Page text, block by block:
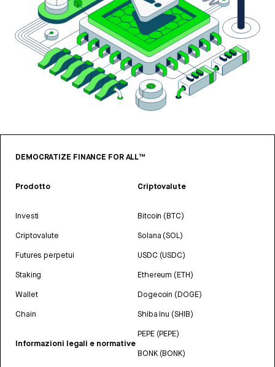
DEMOCRATIZE FINANCE FOR ALL™
Prodotto
Investi
Criptovalute
Futures perpetui
Staking
Wallet
Chain
Informazioni legali e normative
Criptovalute
Bitcoin (BTC)
Solana (SOL)
USDC (USDC)
Ethereum (ETH)
Dogecoin (DOGE)
Shiba Inu (SHIB)
PEPE (PEPE)
BONK (BONK)